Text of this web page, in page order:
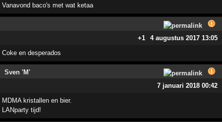
Vanavond baco's met wat ketaa
+1 4 augustus 2017 13:05
Coke en desperados
Sven 'M'
7 januari 2018 00:42
MDMA kristallen en bier.
LANparty tijd!